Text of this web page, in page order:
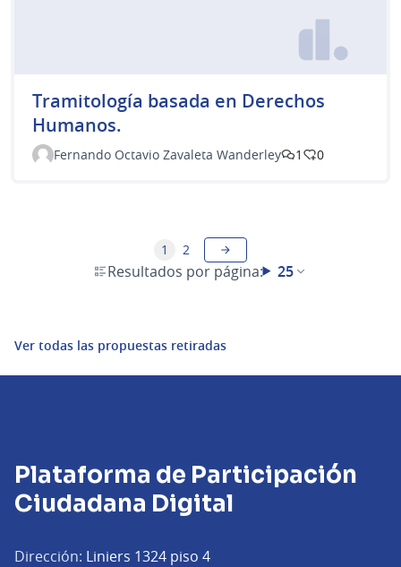
Tramitología basada en Derechos
Humanos.
Fernando Octavio Zavaleta Wanderley 1 0
Resultados por página: 25
1 2
Ver todas las propuestas retiradas
Plataforma de Participación
Ciudadana Digital
Dirección: Liniers 1324 piso 4